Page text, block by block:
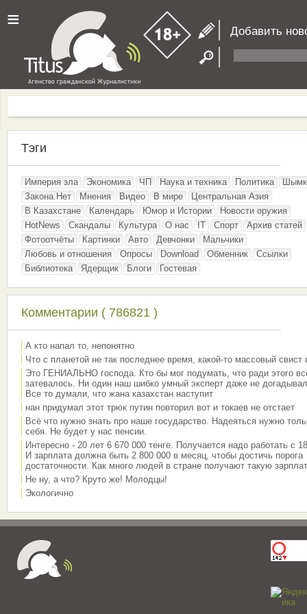
≡ Добавить
Тэги
Империя зла Экономика ЧП Наука и техника Политика
Закона.Нет
Мнения Видео В мире
Центральная Азия
В Казахстане
Календарь Юмор и Истории
Новости оружия
HotNews
Скандалы Культура О нас IT Спорт
Архив статей
Фотоотчёты
Картинки Авто Девчонки
Мальчики
Любовь и отношения
Опросы Download Обменник
Ссылки
Библиотека
Ядерщик Блоги Гостевая
Комментарии ( 786821 )
А кто напал то, непонятно
Что с планетой не так последнее время, какой-то массовый свист
Это ГЕНИАЛЬНО господа. Кто бы мог подумать, что ради этого
затевалось. Ни один наш шибко умный эксперт даже не
Все то думали, что жана казахстан наступит
нан придумал этот трюк путин повторил вот и токаев не отстает
Всё что нужно знать про наше государство. Надеяться нужно
себя. Не будет у нас пенсии.
Интересно - 20 лет 6 670 000 тенге. Получается надо работать с
И зарплата должна быть 2 800 000 в месяц, чтобы достичь порога
достаточности. Как много людей в стране получают такую
Не ну, а что? Круто же! Молодцы!
Экологично